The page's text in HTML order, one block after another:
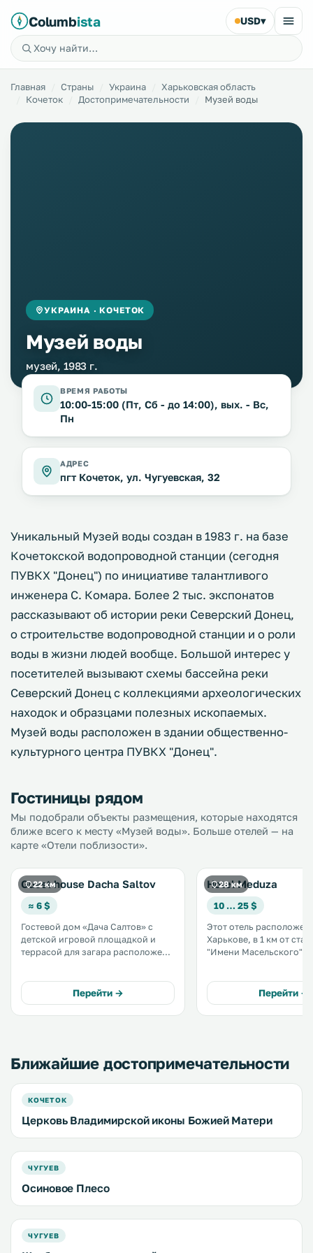
Columbista USD▾
Главная Страны Украина
Харьковская область
Кочеток
Достопримечательности Музей воды
УКРАИНА · КОЧЕТОК
Музей воды
музей, 1983 г.
ВРЕМЯ РАБОТЫ
10:00-15:00 (Пт, Сб - до 14:00), вых. - Вс,
Пн
АДРЕС
пгт Кочеток, ул. Чугуевская, 32
Уникальный Музей воды создан в 1983 г. на базе
Кочетокской водопроводной станции (сегодня
ПУВКХ "Донец") по инициативе талантливого
инженера С. Комара. Более 2 тыс. экспонатов
рассказывают об истории реки Северский Донец,
о строительстве водопроводной станции и о роли
воды в жизни людей вообще. Большой интерес у
посетителей вызывают схемы бассейна реки
Северский Донец с коллекциями археологических
находок и образцами полезных ископаемых.
Музей воды расположен в здании общественно-
культурного центра ПУВКХ "Донец".
Гостиницы рядом
Мы подобрали объекты размещения, которые находятся
ближе всего к месту «Музей воды». Больше отелей — на
карте «Отели поблизости».
22 км
Guest house Dacha Saltov
≈ 6 $
Гостевой дом «Дача Салтов» с
детской игровой площадкой и
террасой для загара расположен в
города Харьков. В номере в
распоряжении гостей чайник. .
Перейти →
28 км
Hotel Meduza
10 … 25 $
Этот отель расположен
Харькове, в 1 км от
"Имени Масельского". К услугам
Перейти →
Ближайшие достопримечательности
КОЧЕТОК
Церковь Владимирской иконы Божией Матери
ЧУГУЕВ
Осиновое Плесо
ЧУГУЕВ